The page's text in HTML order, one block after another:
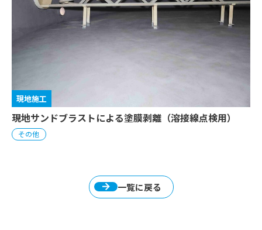
現地施工
現地サンドブラストによる塗膜剥離（溶接線点検用）
その他
一覧に戻る